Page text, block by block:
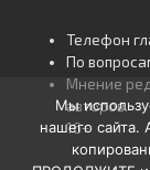
Телефон
По
Мнение
авторов.
16+
Мы
нашего сайта.